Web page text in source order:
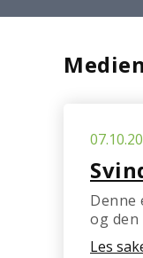
Denne
og
Les